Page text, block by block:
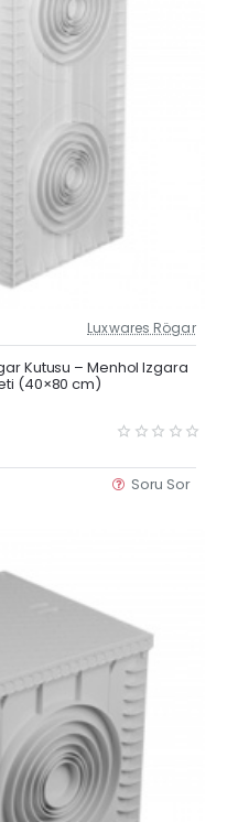
Güncel Fiyat
Yeni Ürün
Luxwares Rögar
Kutusu – Menhol Izgara
(40×80 cm)
Soru Sor